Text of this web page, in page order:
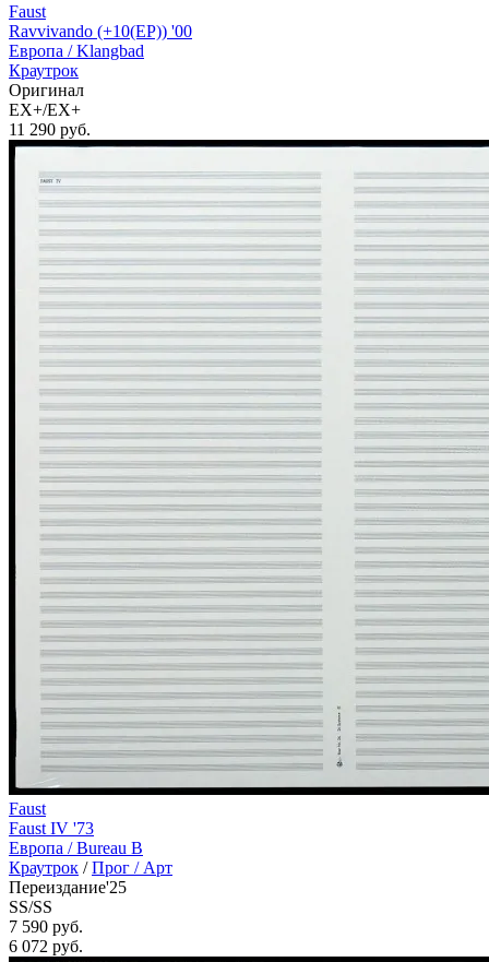
Faust
Ravvivando (+10(EP)) '00
Европа /Klangbad
Краутрок
Оригинал
EX+/EX+
11 290 руб.
Faust
Faust IV '73
Европа /Bureau B
Краутрок /Прог / Арт
Переиздание'25
SS/SS
7 590 руб.
6 072 руб.